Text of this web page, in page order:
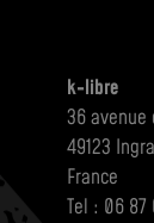
k-libre
36
49123
France
Tel : 06 87